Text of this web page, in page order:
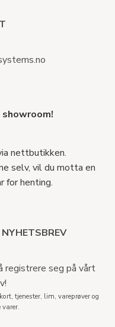
nettbutikken.
selv, vil du motta en
for henting.
registrere seg på vårt
tjenester, lim, vareprøver og
varer.